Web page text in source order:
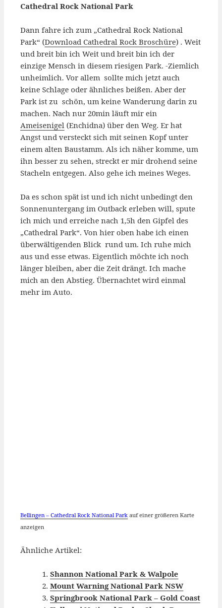
Cathedral Rock National Park
Dann fahre ich zum „Cathedral Rock National
Park“ (Download Cathedral Rock Broschüre) . Weit
und breit bin ich Weit und breit bin ich der
einzige Mensch in diesem riesigen Park. -Ziemlich
unheimlich. Vor allem sollte mich jetzt auch
keine Schlage oder ähnliches beißen. Aber der
Park ist zu schön, um keine Wanderung darin zu
machen. Nach nur 20min läuft mir ein
Ameisenigel (Enchidna) über den Weg. Er hat
Angst und versteckt sich mit seinen Kopf unter
einem alten Baustamm. Als ich näher komme, um
ihn besser zu sehen, streckt er mir drohend seine
Stacheln entgegen. Also gehe ich meines Weges.
Da es schon spät ist und ich nicht unbedingt den
Sonnenuntergang im Outback erleben will, spute
ich mich und erreiche nach 1,5h den Gipfel des
„Cathedral Park“. Von hier oben habe ich einen
überwältigenden Blick rund um. Ich ruhe mich
aus und esse etwas. Eigentlich möchte ich noch
länger bleiben, aber die Zeit drängt. Ich mache
mich an den Abstieg. Übernachtet wird einmal
mehr im Auto.
Bellingen – Cathedral Rock National Park auf einer größeren Karte
anzeigen
Ähnliche Artikel:
Shannon National Park & Walpole
Mount Warning National Park NSW
Springbrook National Park – Gold Coast